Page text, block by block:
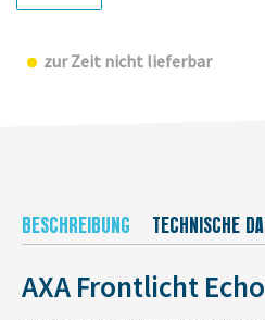
zur Zeit nicht lieferbar
BESCHREIBUNG TECHNISCHE
AXA Frontlicht